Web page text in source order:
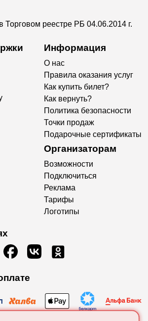
Торговом реестре РБ 04.06.2014 г.
Информация
О нас
Правила оказания услуг
Как купить билет?
Как вернуть?
Политика безопасности
Точки продаж
Подарочные сертификаты
Организаторам
Возможности
Подключиться
Реклама
Тарифы
Логотипы